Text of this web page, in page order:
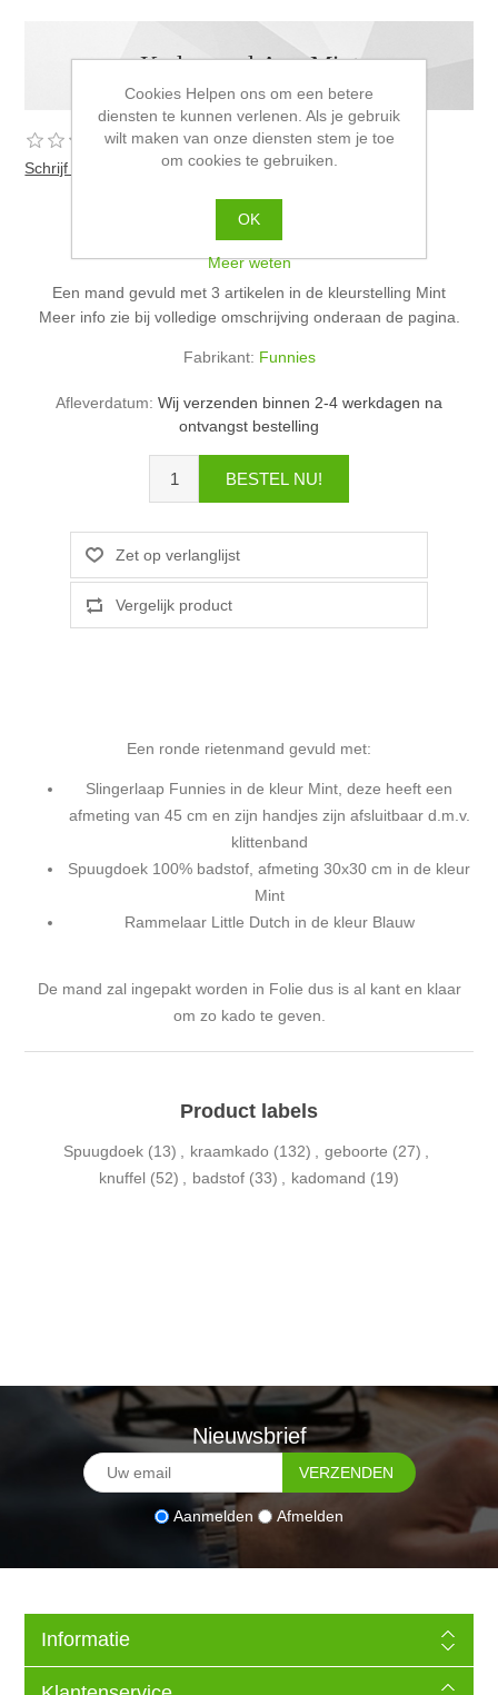
Kadomand Aap Mint
Schrijf als eerste voor dit product een beoordeling
Oude prijs: €21,50 incl. BTW
€19,99 incl. BTW
Een mand gevuld met 3 artikelen in de kleurstelling Mint
Meer info zie bij volledige omschrijving onderaan de pagina.
Fabrikant: Funnies
Afleverdatum: Wij verzenden binnen 2-4 werkdagen na
ontvangst bestelling
Een ronde rietenmand gevuld met:
Slingerlaap Funnies in de kleur Mint, deze heeft een
afmeting van 45 cm en zijn handjes zijn afsluitbaar d.m.v.
klittenband
Spuugdoek 100% badstof, afmeting 30x30 cm in de kleur
Mint
Rammelaar Little Dutch in de kleur Blauw
De mand zal ingepakt worden in Folie dus is al kant en klaar
om zo kado te geven.
Product labels
Spuugdoek (13) , kraamkado (132) , geboorte (27) ,
knuffel (52) , badstof (33) , kadomand (19)
Nieuwsbrief
Aanmelden Afmelden
Informatie
Cookies Helpen ons om een betere
diensten te kunnen verlenen. Als je gebruik
wilt maken van onze diensten stem je toe
om cookies te gebruiken.
OK
Meer weten